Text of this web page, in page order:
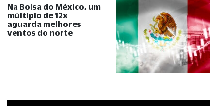
Na Bolsa do México, um
múltiplo de 12x
aguarda melhores
ventos do norte